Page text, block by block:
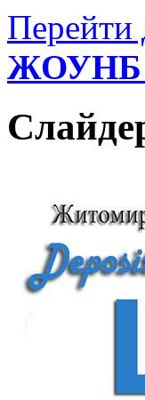
Перейти
ЖОУНБ